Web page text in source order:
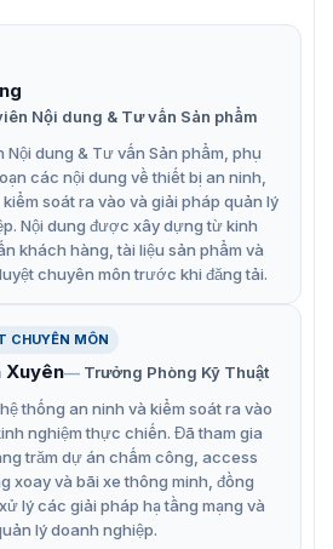
kiểm soát cửa an toàn cho 4 cửa
hóa để đảm bảo bảo mật dữ
đầu vào, với 4 kênh đầu vào
inputs)
input, tương thích với các
đa kênh.
khiển hệ thống tập trung liên
và 8 thiết bị sinh trắc (qua cấu
tiếp daisy‑chain với thiết bị
1 kênh RS‑485 OSDP V2, 2 ×
đầu đọc bên thứ ba), 4 × TTL
Nội dung & Tư vấn Sản phẩm
Nội dung & Tư vấn Sản phẩm, phụ
các nội dung về thiết bị an ninh,
soát ra vào và giải pháp quản lý
Nội dung được xây dựng từ kinh
khách hàng, tài liệu sản phẩm và
chuyên môn trước khi đăng tải.
CHUYÊN MÔN
Xuyên
Trưởng Phòng Kỹ Thuật
thống an ninh và kiểm soát ra vào
nghiệm thực chiến. Đã tham gia
trăm dự án chấm công, access
xoay và bãi xe thông minh, đồng
lý các giải pháp hạ tầng mạng và
lý doanh nghiệp.